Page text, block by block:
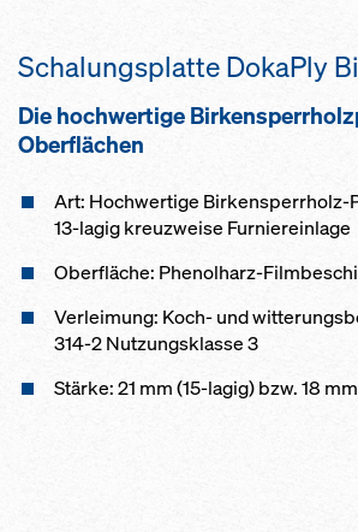
Schalungsplatte DokaPly
Die hochwertige
Oberflächen
Art: Hochwertige Birkensperrholz-
13-lagig kreuzweise Furniereinlage
Oberfläche: Phenolharz-
Verleimung: Koch- und
314-2 Nutzungsklasse 3
Stärke: 21 mm (15-lagig) bzw. 18